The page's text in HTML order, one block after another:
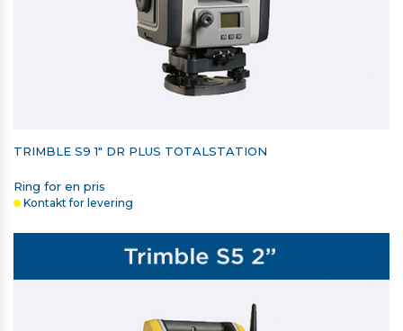
TRIMBLE S9 1" DR PLUS TOTALSTATION
Ring for en pris
Kontakt for levering